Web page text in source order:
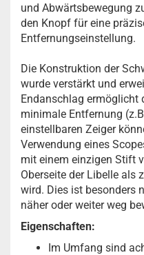
und Abwärtsbewegung
den Knopf für eine
Entfernungseinstellung.
Die Konstruktion der
wurde verstärkt und
Endanschlag
minimale Entfernung
einstellbaren Zeiger
Verwendung eines
mit einem einzigen Stift
Oberseite der Libelle als
wird. Dies ist besonders
näher oder weiter weg
Eigenschaften:
Im Umfang sind